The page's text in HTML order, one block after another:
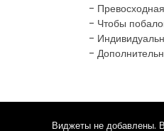
-
- Чтобы
-
-
Виджеты не добавлены.